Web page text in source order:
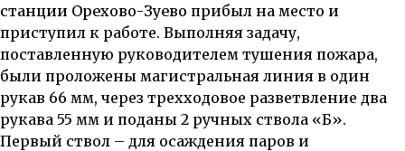
станции Орехово-Зуево прибыл на место и
приступил к работе. Выполняя задачу,
поставленную руководителем тушения пожара,
были проложены магистральная линия в один
рукав 66 мм, через трехходовое разветвление два
рукава 55 мм и поданы 2 ручных ствола «Б».
Первый ствол – для осаждения паров и